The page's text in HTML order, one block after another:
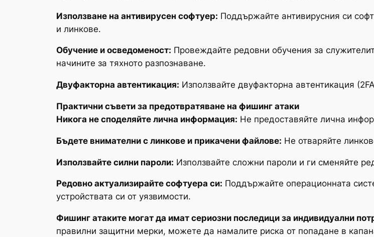
Използване на антивирусен софтуер: Поддържайте антивирусния си
и линкове.
Обучение и осведоменост: Провеждайте редовни обучения за
начините за тяхното разпознаване.
Двуфакторна автентикация: Използвайте двуфакторна автентикация
Практични съвети за предотвратяване на фишинг атаки
Никога не споделяйте лична информация: Не предоставяйте лична
Бъдете внимателни с линкове и прикачени файлове: Не отваряйте
Използвайте силни пароли: Използвайте сложни пароли и ги сменяйте
Редовно актуализирайте софтуера си: Поддържайте операционната
устройствата си от уязвимости.
Фишинг атаките могат да имат сериозни последици за индивидуални
правилни защитни мерки, можете да намалите риска от попадане в